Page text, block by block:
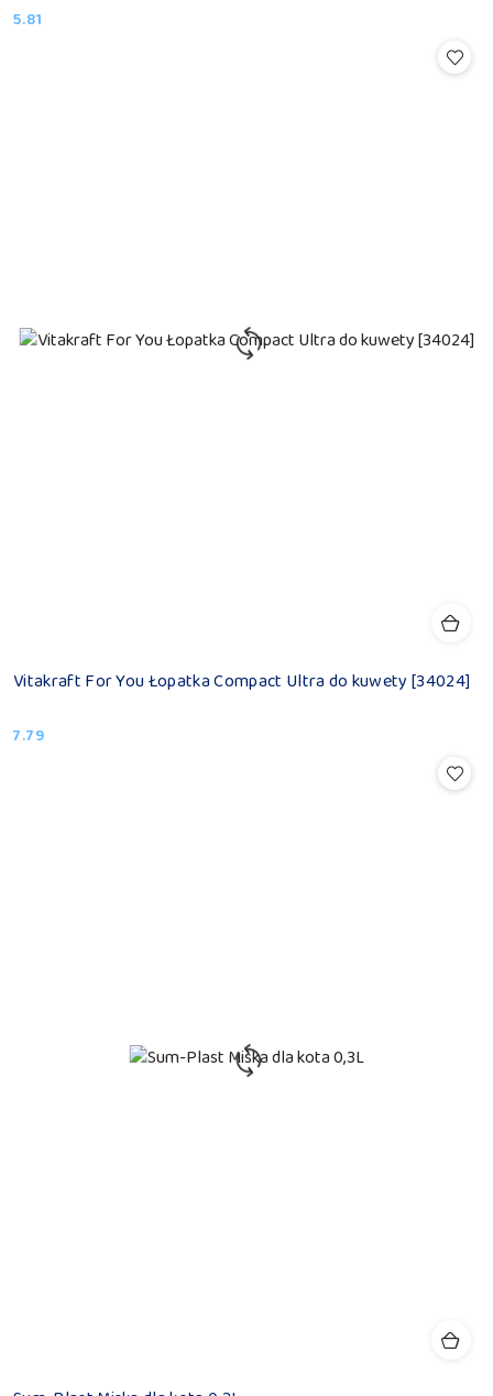
Cena:
5.81
Vitakraft For You Łopatka Compact Ultra do kuwety [34024]
Cena:
7.79